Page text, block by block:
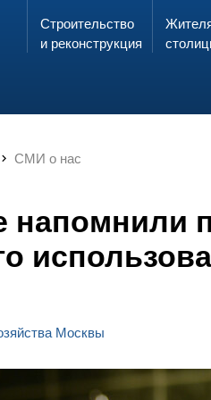
Строительство
и реконструкция
СМИ о нас
Москвы